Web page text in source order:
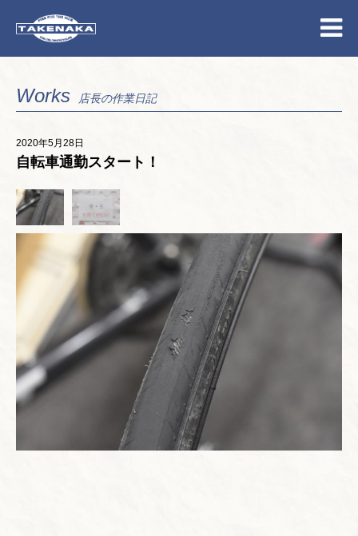
Works 店長の作業日記
2020年5月28日
自転車通勤スタート！